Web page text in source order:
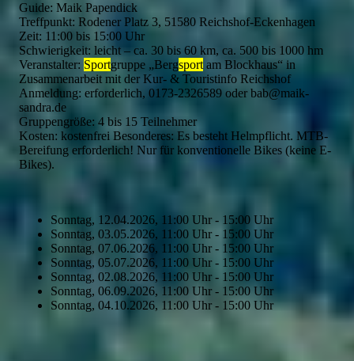
Guide: Maik Papendick
Treffpunkt: Rodener Platz 3, 51580 Reichshof-Eckenhagen
Zeit: 11:00 bis 15:00 Uhr
Schwierigkeit: leicht – ca. 30 bis 60 km, ca. 500 bis 1000 hm
Veranstalter: Sportgruppe „Bergsport am Blockhaus“ in
Zusammenarbeit mit der Kur- & Touristinfo Reichshof
Anmeldung: erforderlich, 0173-2326589 oder bab@maik-
sandra.de
Gruppengröße: 4 bis 15 Teilnehmer
Kosten: kostenfrei Besonderes: Es besteht Helmpflicht. MTB-
Bereifung erforderlich! Nur für konventionelle Bikes (keine E-
Bikes).
Sonntag, 12.04.2026, 11:00 Uhr - 15:00 Uhr
Sonntag, 03.05.2026, 11:00 Uhr - 15:00 Uhr
Sonntag, 07.06.2026, 11:00 Uhr - 15:00 Uhr
Sonntag, 05.07.2026, 11:00 Uhr - 15:00 Uhr
Sonntag, 02.08.2026, 11:00 Uhr - 15:00 Uhr
Sonntag, 06.09.2026, 11:00 Uhr - 15:00 Uhr
Sonntag, 04.10.2026, 11:00 Uhr - 15:00 Uhr